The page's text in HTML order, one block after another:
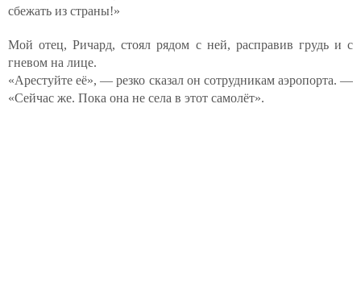
сбежать из страны!»
Мой отец, Ричард, стоял рядом с ней, расправив грудь и с
гневом на лице.
«Арестуйте её», — резко сказал он сотрудникам аэропорта. —
«Сейчас же. Пока она не села в этот самолёт».